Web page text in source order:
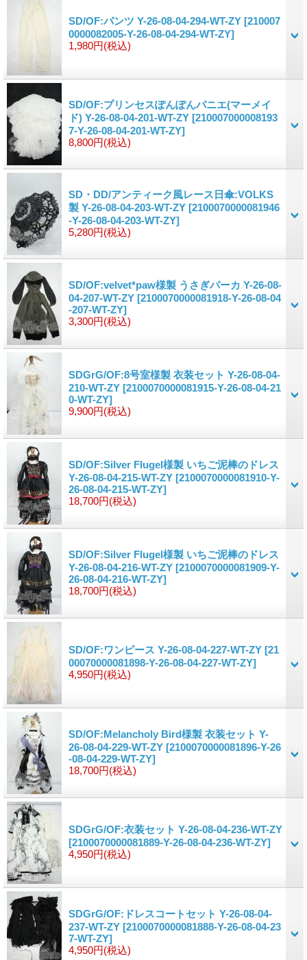
SD/OF:パンツ Y-26-08-04-294-WT-ZY [210007
0000082005-Y-26-08-04-294-WT-ZY]
1,980円(税込)
SD/OF:プリンセスぽんぽんパニエ(マーメイ
ド) Y-26-08-04-201-WT-ZY [210007000008193
7-Y-26-08-04-201-WT-ZY]
8,800円(税込)
SD・DD/アンティーク風レース日傘:VOLKS
製 Y-26-08-04-203-WT-ZY [2100070000081946
-Y-26-08-04-203-WT-ZY]
5,280円(税込)
SD/OF:velvet*paw様製 うさぎパーカ Y-26-08-
04-207-WT-ZY [2100070000081918-Y-26-08-04
-207-WT-ZY]
3,300円(税込)
SDGrG/OF:8号室様製 衣装セット Y-26-08-04-
210-WT-ZY [2100070000081915-Y-26-08-04-21
0-WT-ZY]
9,900円(税込)
SD/OF:Silver Flugel様製 いちご泥棒のドレス
Y-26-08-04-215-WT-ZY [2100070000081910-Y-
26-08-04-215-WT-ZY]
18,700円(税込)
SD/OF:Silver Flugel様製 いちご泥棒のドレス
Y-26-08-04-216-WT-ZY [2100070000081909-Y-
26-08-04-216-WT-ZY]
18,700円(税込)
SD/OF:ワンピース Y-26-08-04-227-WT-ZY [21
00070000081898-Y-26-08-04-227-WT-ZY]
4,950円(税込)
SD/OF:Melancholy Bird様製 衣装セット Y-
26-08-04-229-WT-ZY [2100070000081896-Y-26
-08-04-229-WT-ZY]
18,700円(税込)
SDGrG/OF:衣装セット Y-26-08-04-236-WT-ZY
[2100070000081889-Y-26-08-04-236-WT-ZY]
4,950円(税込)
SDGrG/OF:ドレスコートセット Y-26-08-04-
237-WT-ZY [2100070000081888-Y-26-08-04-23
7-WT-ZY]
4,950円(税込)